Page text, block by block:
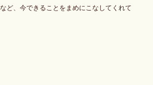
ど、今できることをまめにこなしてくれて